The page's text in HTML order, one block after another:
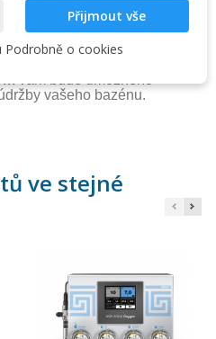
pH
vašeho bazénu.
ve stejné
Přijmout vše
Podrobně o cookies